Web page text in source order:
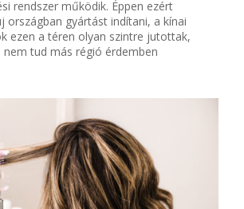
rendszer működik. Éppen ezért
országban gyártást indítani, akínai
ezen a téren olyan szintre jutottak,
nem tud más régió érdemben